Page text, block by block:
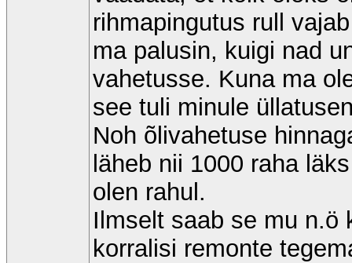
rihmapingutus rull
ma palusin, kuigi nad
vahetusse. Kuna ma
see tuli minule
Noh õlivahetuse
läheb nii 1000 raha
olen rahul.
Ilmselt saab se mu n.ö
korralisi remonte